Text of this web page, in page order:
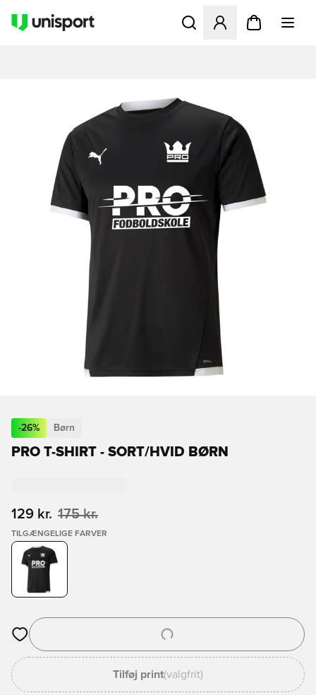
Åbner en Modal til at
-26% Børn
PRO T-SHIRT - SORT/HVID BØRN
129 kr. 175 kr.
TILGÆNGELIGE FARVER
Åbner en Modal til at logge ind eller tilmelde dig som medlem
Tilføj print(valgfrit)